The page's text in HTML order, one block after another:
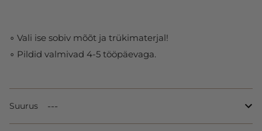
∘ Vali ise sobiv mõõt ja trükimaterjal!
∘ Pildid valmivad 4-5 tööpäevaga.
Suurus